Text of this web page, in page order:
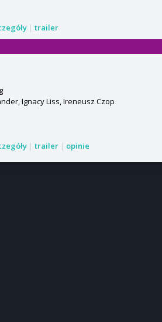
| trailer
Ignacy Liss, Ireneusz Czop
| trailer | opinie